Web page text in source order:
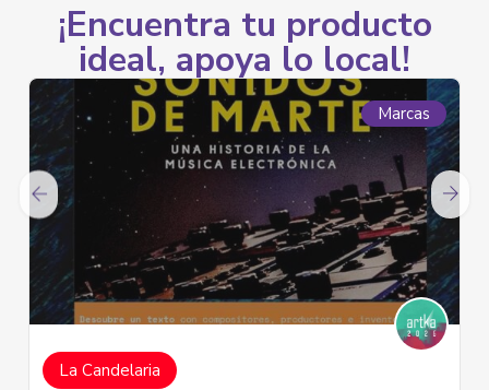
¡Encuentra tu producto
ideal, apoya lo local!
Marcas
Khanela Accesorios